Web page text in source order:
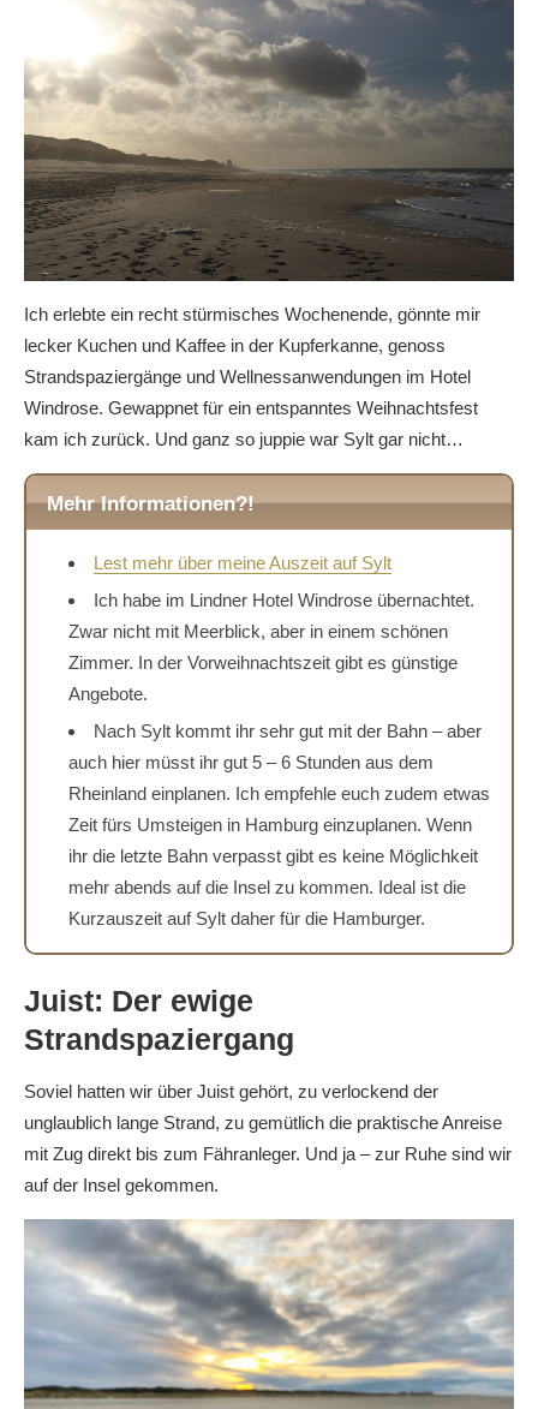
Ich erlebte ein recht stürmisches Wochenende, gönnte mir
lecker Kuchen und Kaffee in der Kupferkanne, genoss
Strandspaziergänge und Wellnessanwendungen im Hotel
Windrose. Gewappnet für ein entspanntes Weihnachtsfest
kam ich zurück. Und ganz so juppie war Sylt gar nicht…
Mehr Informationen?!
Lest mehr über meine Auszeit auf Sylt
Ich habe im Lindner Hotel Windrose übernachtet.
Zwar nicht mit Meerblick, aber in einem schönen
Zimmer. In der Vorweihnachtszeit gibt es günstige
Angebote.
Nach Sylt kommt ihr sehr gut mit der Bahn – aber
auch hier müsst ihr gut 5 – 6 Stunden aus dem
Rheinland einplanen. Ich empfehle euch zudem etwas
Zeit fürs Umsteigen in Hamburg einzuplanen. Wenn
ihr die letzte Bahn verpasst gibt es keine Möglichkeit
mehr abends auf die Insel zu kommen. Ideal ist die
Kurzauszeit auf Sylt daher für die Hamburger.
Juist: Der ewige
Strandspaziergang
Soviel hatten wir über Juist gehört, zu verlockend der
unglaublich lange Strand, zu gemütlich die praktische Anreise
mit Zug direkt bis zum Fähranleger. Und ja – zur Ruhe sind wir
auf der Insel gekommen.